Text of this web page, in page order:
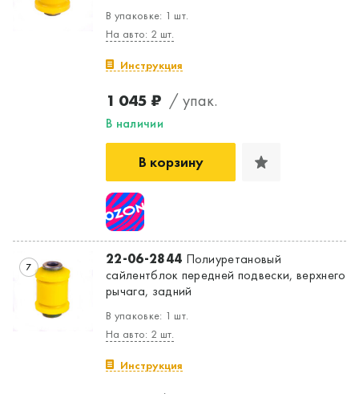
В упаковке: 1 шт.
На авто: 2 шт.
Инструкция
1 045 ₽ / упак.
В наличии
В корзину
7 22-06-2844 Полиуретановый
сайлентблок передней подвески, верхнего
рычага, задний
В упаковке: 1 шт.
На авто: 2 шт.
Инструкция